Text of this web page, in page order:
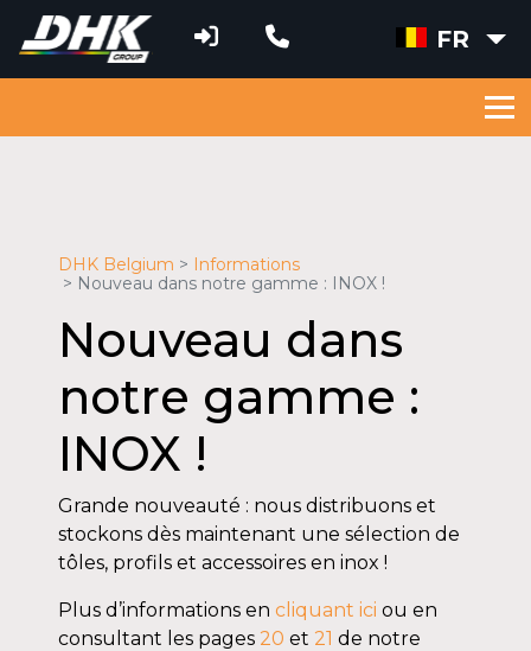
FR
DHK Belgium
Informations
Nouveau dans notre gamme : INOX !
Nouveau dans
notre gamme :
INOX !
Grande nouveauté : nous distribuons et
stockons dès maintenant une sélection de
tôles, profils et accessoires en inox !
Plus d’informations en cliquant ici ou en
consultant les pages 20 et 21 de notre